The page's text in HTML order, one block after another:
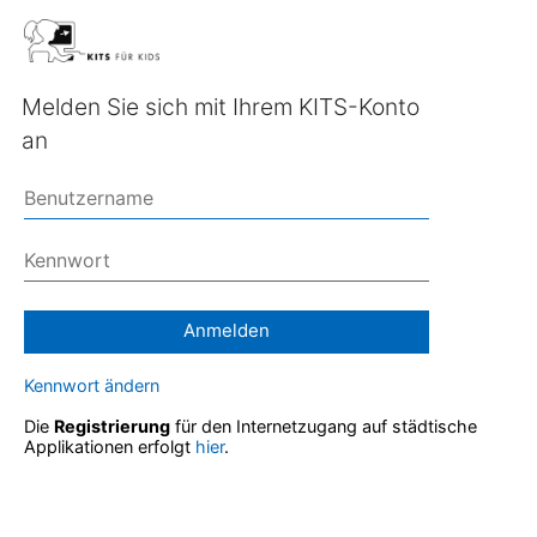
Melden Sie sich mit Ihrem KITS-Konto
an
Anmelden
Kennwort ändern
Die Registrierung für den Internetzugang auf städtische
Applikationen erfolgt hier.